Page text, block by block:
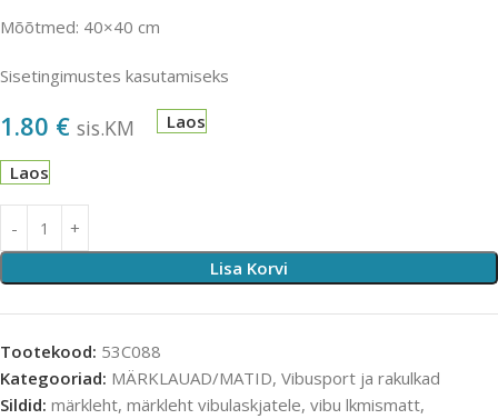
Mõõtmed: 40×40 cm
Sisetingimustes kasutamiseks
1.80 € sis.KM Laos
Laos
Lisa Korvi
Tootekood: 53C088
Kategooriad: MÄRKLAUAD/MATID, Vibusport ja rakulkad
Sildid: märkleht, märkleht vibulaskjatele, vibu lkmismatt,